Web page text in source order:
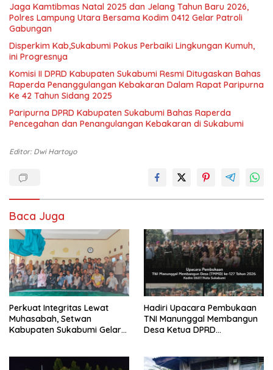
Jaga Kamtibmas Natal 2025 dan Jelang Tahun Baru 2026,
Polres Lampung Utara Bersama Kodim 0412 Gelar Patroli
Gabungan
Disperkim Kab,Sukabumi Pokus Perbaiki Lingkungan Kumuh,
ini Progresnya
Komisi II DPRD Kabupaten Sukabumi Resmi Ditugaskan Bahas
Raperda Penanggulangan Kebakaran Dalam Rapat Paripurna
Ke 42 Tahun Sidang 2025
Paripurna DPRD Kabupaten Sukabumi Bahas Raperda
Pencegahan dan Penangulangan Kebakaran di Sukabumi
Editor: Dwi Hartoyo
Baca Juga
Perkuat Integritas Lewat
Muhasabah, Setwan
Kabupaten Sukabumi Gelar
Hadiri Upacara Pembukaan
TNI Manunggal Membangun
Desa Ketua DPRD